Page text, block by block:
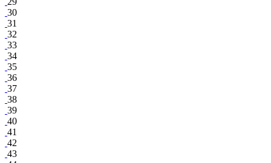
30
31
32
33
34
35
36
37
38
39
40
41
42
43